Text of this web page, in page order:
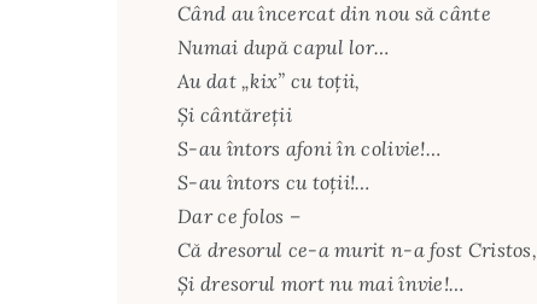
Când au încercat din nou să cânte
Numai după capul lor…
Au dat „kix” cu toţii,
Şi cântăreţii
S-au întors afoni în colivie!…
S-au întors cu toţii!…
Dar ce folos –
Că dresorul ce-a murit n-a fost Cristos,
Şi dresorul mort nu mai învie!…